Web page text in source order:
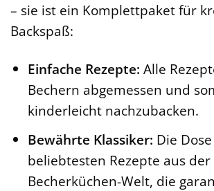
– sie ist ein Komplettpaket für
Backspaß:
Einfache Rezepte: Alle
Bechern abgemessen und
kinderleicht nachzubacken.
Bewährte Klassiker: Die
beliebtesten Rezepte aus der
Becherküchen-Welt, die